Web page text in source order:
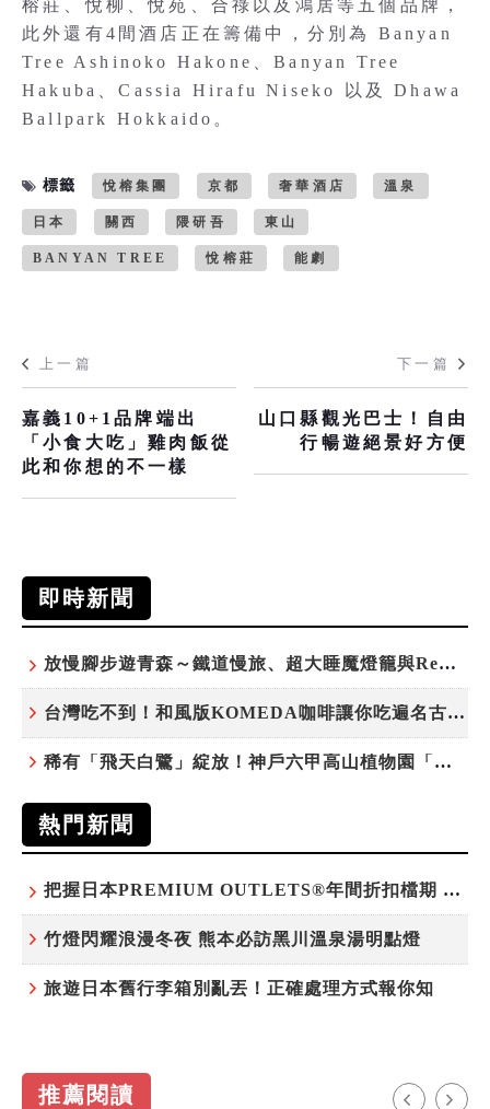
榕莊、悅柳、悅苑、合祿以及鴻居等五個品牌，
此外還有4間酒店正在籌備中，分別為 Banyan
Tree Ashinoko Hakone、Banyan Tree
Hakuba、Cassia Hirafu Niseko 以及 Dhawa
Ballpark Hokkaido。
標籤 悅榕集團 京都 奢華酒店 溫泉
日本 關西 隈研吾 東山
BANYAN TREE 悅榕莊 能劇
上一篇
嘉義10+1品牌端出
「小食大吃」雞肉飯從
此和你想的不一樣
下一篇
山口縣觀光巴士！自由
行暢遊絕景好方便
即時新聞
放慢腳步遊青森～鐵道慢旅、超大睡魔燈籠與ReLabo質感溫泉
台灣吃不到！和風版KOMEDA咖啡讓你吃遍名古屋在地美食
稀有「飛天白鷺」綻放！神戶六甲高山植物園「鷺草」珍貴現身
熱門新聞
把握日本PREMIUM OUTLETS®年間折扣檔期 越買越划算
竹燈閃耀浪漫冬夜 熊本必訪黑川溫泉湯明點燈
旅遊日本舊行李箱別亂丟！正確處理方式報你知
推薦閱讀